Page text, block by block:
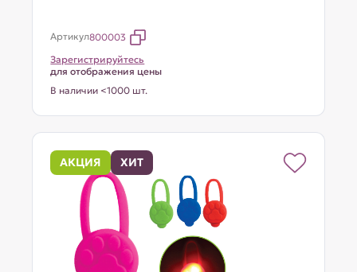
Артикул800003
Зарегистрируйтесь
для отображения цены
В наличии <1000 шт.
АКЦИЯ ХИТ